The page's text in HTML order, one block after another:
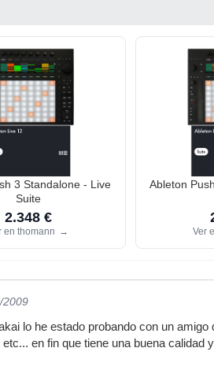
3 Standalone - Live
Suite
2.348 €
en thomann →
Ableton
Ver
2009
lo he estado probando con un
en fin que tiene una buena calidad